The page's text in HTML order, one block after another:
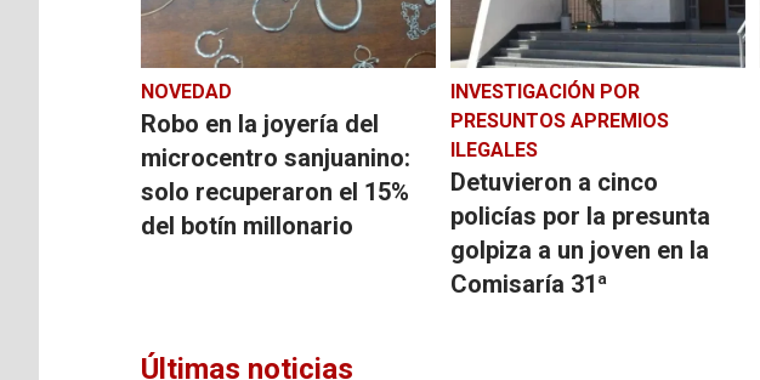
NOVEDAD
Robo en la joyería del
microcentro sanjuanino:
solo recuperaron el 15%
del botín millonario
INVESTIGACIÓN POR
PRESUNTOS APREMIOS
ILEGALES
Detuvieron a cinco
policías por la presunta
golpiza a un joven en la
Comisaría 31ª
Últimas noticias